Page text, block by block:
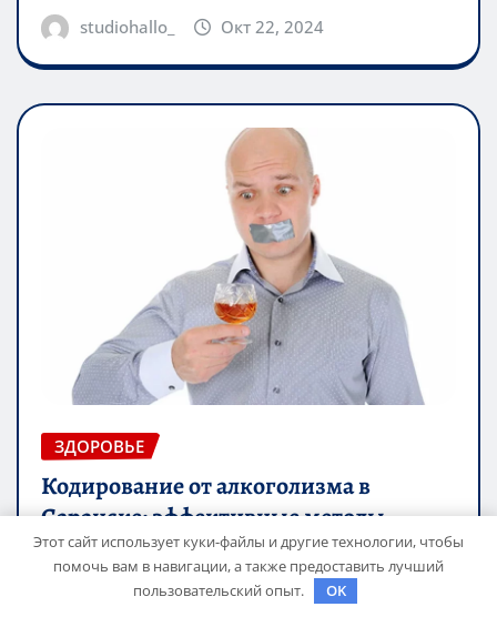
studiohallo_ Окт 22, 2024
ЗДОРОВЬЕ
Кодирование от алкоголизма в
Саранске: эффективные методы
борьбы с зависимостью
studiohallo_ Окт 22, 2024
Этот сайт использует куки-файлы и другие технологии, чтобы
помочь вам в навигации, а также предоставить лучший
пользовательский опыт.
OK